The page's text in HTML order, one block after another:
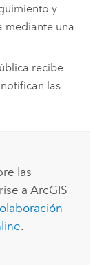
y
mediante una
recibe
las
las
aArcGIS
.